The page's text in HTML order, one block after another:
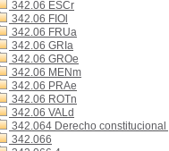
342.06 ESCr
342.06 FIOl
342.06 FRUa
342.06 GRIa
342.06 GROe
342.06 MENm
342.06 PRAe
342.06 ROTn
342.06 VALd
342.064 Derecho
342.066